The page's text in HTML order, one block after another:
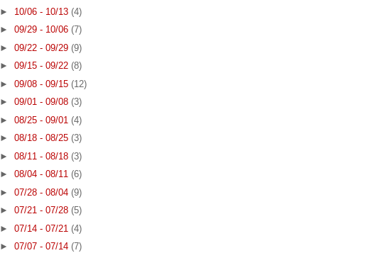
► 10/06 - 10/13 (4)
► 09/29 - 10/06 (7)
► 09/22 - 09/29 (9)
► 09/15 - 09/22 (8)
► 09/08 - 09/15 (12)
► 09/01 - 09/08 (3)
► 08/25 - 09/01 (4)
► 08/18 - 08/25 (3)
► 08/11 - 08/18 (3)
► 08/04 - 08/11 (6)
► 07/28 - 08/04 (9)
► 07/21 - 07/28 (5)
► 07/14 - 07/21 (4)
► 07/07 - 07/14 (7)